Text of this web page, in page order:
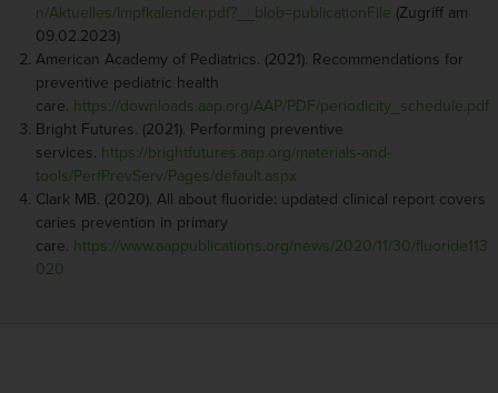
n/Aktuelles/Impfkalender.pdf?__blob=publicationFile (Zugriff am
09.02.2023)
American Academy of Pediatrics. (2021). Recommendations for
preventive pediatric health
care. https://downloads.aap.org/AAP/PDF/periodicity_schedule.pdf
Bright Futures. (2021). Performing preventive
services. https://brightfutures.aap.org/materials-and-
tools/PerfPrevServ/Pages/default.aspx
Clark MB. (2020). All about fluoride: updated clinical report covers
caries prevention in primary
care. https://www.aappublications.org/news/2020/11/30/fluoride113
020